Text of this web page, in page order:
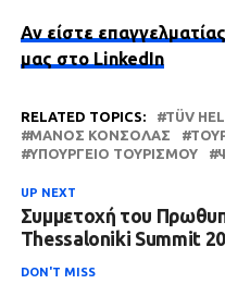
Αν είστε
μας στο LinkedIn
RELATED TOPICS: TÜV
ΜΆΝΟΣ ΚΌΝΣΟΛΑΣ
ΥΠΟΥΡΓΕΊΟ ΤΟΥΡΙΣΜΟΎ
UP NEXT
Συμμετοχή του
Thessaloniki Summit
DON'T MISS